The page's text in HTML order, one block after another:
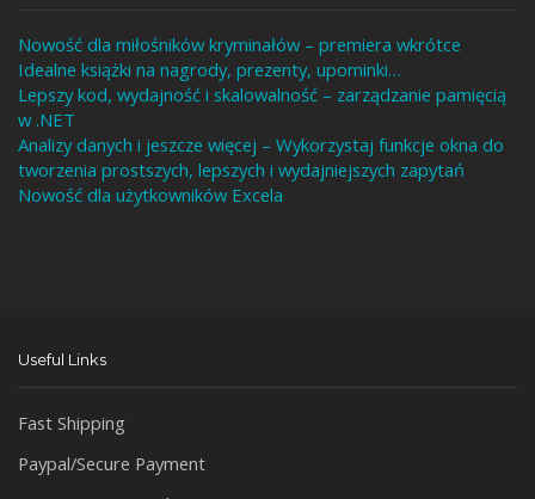
Nowość dla miłośników kryminałów – premiera wkrótce
Idealne książki na nagrody, prezenty, upominki…
Lepszy kod, wydajność i skalowalność – zarządzanie pamięcią
w .NET
Analizy danych i jeszcze więcej – Wykorzystaj funkcje okna do
tworzenia prostszych, lepszych i wydajniejszych zapytań
Nowość dla użytkowników Excela
Useful Links
Fast Shipping
Paypal/Secure Payment